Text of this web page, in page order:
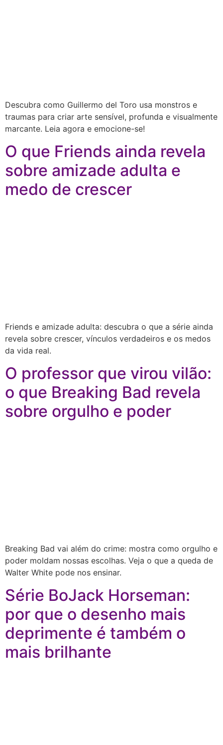
Descubra como Guillermo del Toro usa monstros e
traumas para criar arte sensível, profunda e visualmente
marcante. Leia agora e emocione-se!
O que Friends ainda revela
sobre amizade adulta e
medo de crescer
Friends e amizade adulta: descubra o que a série ainda
revela sobre crescer, vínculos verdadeiros e os medos
da vida real.
O professor que virou vilão:
o que Breaking Bad revela
sobre orgulho e poder
Breaking Bad vai além do crime: mostra como orgulho e
poder moldam nossas escolhas. Veja o que a queda de
Walter White pode nos ensinar.
Série BoJack Horseman:
por que o desenho mais
deprimente é também o
mais brilhante